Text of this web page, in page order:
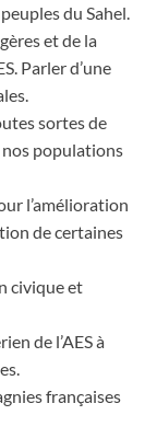
du Sahel.
et de la
Parler d’une
sortes de
populations
l’amélioration
de certaines
civique et
de l’AES à
françaises